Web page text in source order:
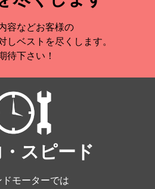
容などお客様の
しベストを尽くします。
待下さい！
スピード
ドモーターでは